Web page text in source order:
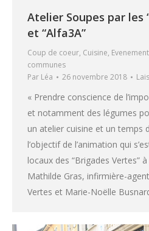
Atelier Soupes par les
et “Alfa3A”
Coup de coeur, Cuisine,
communes
Par Léa 26 novembre 2018
« Prendre conscience de
et notamment des légumes
un atelier cuisine et un temps
l’objectif de l’animation qui
locaux des “Brigades Vertes”
Mathilde Gras, infirmière-
Vertes et Marie-Noëlle